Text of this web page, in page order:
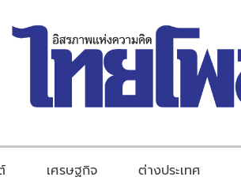
เศรษฐกิจ ต่างประเทศ